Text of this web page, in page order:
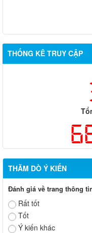
THỐNG KÊ TRUY CẬP
THĂM DÒ Ý KIẾN
Đánh giá về trang thông
Rất tốt
Tốt
Ý kiến khác